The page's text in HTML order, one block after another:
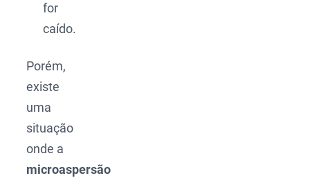
for
caído.
Porém,
existe
uma
situação
onde a
microaspersão